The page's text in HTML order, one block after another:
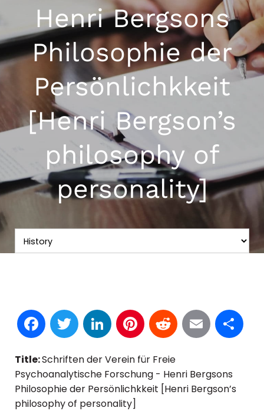
Henri Bergsons
Philosophie der
Persönlichkkeit
[Henri Bergson’s
philosophy of
personality]
Facebook
TwitterLinkedInPinterest
Reddit
Email
Title:Schriften der Verein für Freie
Psychoanalytische Forschung - Henri Bergsons
Philosophie der Persönlichkkeit [Henri Bergson’s
philosophy of personality]